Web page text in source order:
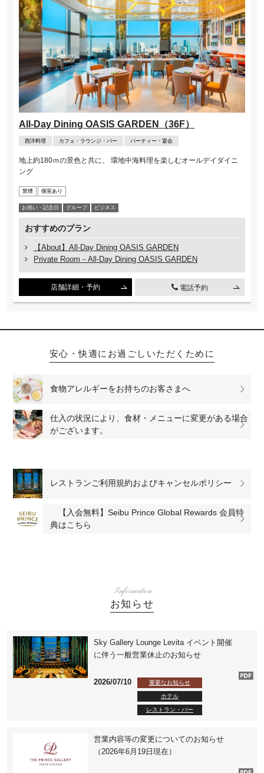
All-Day Dining OASIS GARDEN（36F）
西洋料理 カフェ・ラウンジ・バー パーティー・宴会
地上約180ｍの景色と共に、 環地中海料理を楽しむオールデイダイニ
ング
禁煙 個室あり
お祝い・記念⽇ グループ ビジネス
おすすめのプラン
【About】All-Day Dining OASIS GARDEN
Private Room－All-Day Dining OASIS GARDEN
店舗詳細・予約 電話予約
安心・快適にお過ごしいただくために
食物アレルギーをお持ちのお客さまへ
仕入の状況により、食材・メニューに変更がある場合
がございます。
レストランご利用規約およびキャンセルポリシー
【入会無料】Seibu Prince Global Rewards 会員特
典はこちら
Information
お知らせ
Sky Gallery Lounge Levita イベント開催
に伴う一般営業休止のお知らせ
2026/07/10 重要なお知らせ
ホテル
レストラン・バー
営業内容等の変更についてのお知らせ
（2026年6月19日現在）